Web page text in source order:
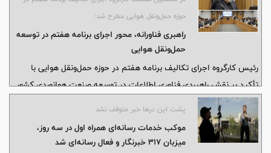
حوزه حمل‌ونقل هوایی مطرح شد:
راهبری فناورانه، محور اجرای برنامه هفتم در توسعه
حمل‌ونقل هوایی
رئیس کارگروه اجرای تکالیف برنامه هفتم در حوزه حمل‌ونقل هوایی با
تأکید بر نقش راهبردی فناوری اطلاعات در توسعه صنعت هوانوردی کشور
گفت: استقرار این کارگروه در وزارت ارتباطات و فناوری اطلاعات، فرصت
مناسبی برای بهره‌گیری از ظرفیت‌های فناوری و نوآوری در اجرای تکالیف
برنامه هفتم و توسعه حمل‌ونقل هوایی کشور فراهم کرده است.
پشت این درها خبر متوقف نشد
موکب خدمات رسانه‌ای همراه اول در سه روز،
میزبان ۳۱۷ خبرنگار و فعال رسانه‌ای شد